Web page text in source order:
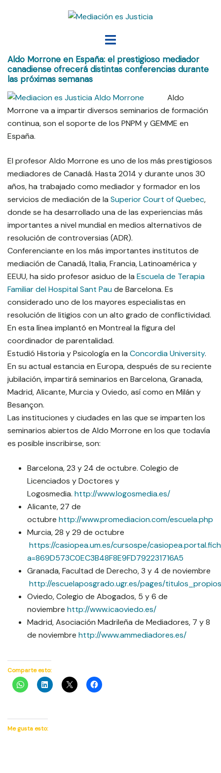
Alternar
Aldo Morrone en España: el prestigioso mediador
canadiense ofrecerá distintas conferencias durante
las próximas semanas
Aldo
Morrone va a impartir diversos seminarios de formación
continua, son el soporte de los PNPM y GEMME en
España.
El profesor Aldo Morrone es uno de los más prestigiosos
mediadores de Canadá. Hasta 2014 y durante unos 30
años, ha trabajado como mediador y formador en los
servicios de mediación de la Superior Court of Quebec,
donde se ha desarrollado una de las experiencias más
importantes a nivel mundial en medios alternativos de
resolución de controversias (ADR).
Conferenciante en los más importantes institutos de
mediación de Canadá, Italia, Francia, Latinoamérica y
EEUU, ha sido profesor asiduo de la Escuela de Terapia
Familiar del Hospital Sant Paude Barcelona. Es
considerado uno de los mayores especialistas en
resolución de litigios con un alto grado de conflictividad.
En esta línea implantó en Montreal la figura del
coordinador de parentalidad.
Estudió Historia y Psicología en la Concordia University.
En su actual estancia en Europa, después de su reciente
jubilación, impartirá seminarios en Barcelona, Granada,
Madrid, Alicante, Murcia y Oviedo, así como en Milán y
Besançon.
Las instituciones y ciudades en las que se imparten los
seminarios abiertos de Aldo Morrone en los que todavía
es posible inscribirse, son:
Barcelona, 23 y 24 de octubre. Colegio de
Licenciados y Doctores y
Logosmedia. http://www.logosmedia.es/
Alicante, 27 de
octubre http://www.promediacion.com/escuela.php
Murcia, 28 y 29 de octubre
https://casiopea.um.es/cursospe/
a=869D573C0EC3B48F8E9FD792231716A5
Granada, Facultad de Derecho, 3 y 4 de noviembre
http://escuelaposgrado.ugr.es/pages/
Oviedo, Colegio de Abogados, 5 y 6 de
noviembre http://www.icaoviedo.es/
Madrid, Asociación Madrileña de Mediadores, 7 y 8
de noviembre http://www.ammediadores.es/
Comparte esto:
Me gusta esto: